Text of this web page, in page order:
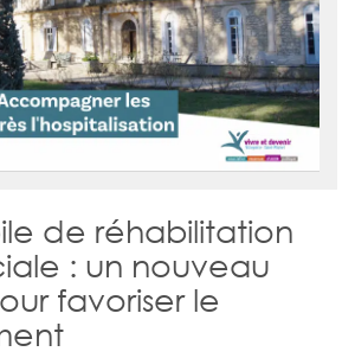
de réhabilitation
: un nouveau
favoriser le